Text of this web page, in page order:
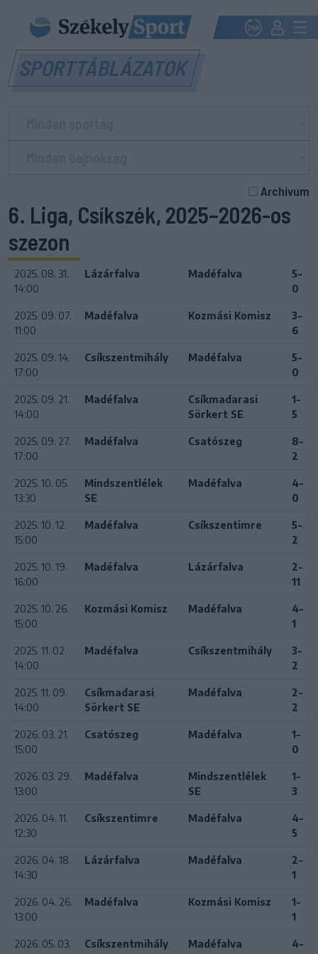
SPORTTÁBLÁZATOK
Archívum
6. Liga, Csíkszék, 2025–2026-os
szezon
2025. 08. 31.
14:00
Lázárfalva Madéfalva
5-
0
2025. 09. 07.
11:00
Madéfalva Kozmási Komisz
3-
6
2025. 09. 14.
17:00
Csíkszentmihály Madéfalva
5-
0
2025. 09. 21.
14:00
Madéfalva
Csíkmadarasi
Sörkert SE
1-
5
2025. 09. 27.
17:00
Madéfalva Csatószeg
8-
2
2025. 10. 05.
13:30
Mindszentlélek
SE
Madéfalva
4-
0
2025. 10. 12.
15:00
Madéfalva Csíkszentimre
5-
2
2025. 10. 19.
16:00
Madéfalva Lázárfalva
2-
11
2025. 10. 26.
15:00
Kozmási Komisz Madéfalva
4-
1
2025. 11. 02.
14:00
Madéfalva Csíkszentmihály
3-
2
2025. 11. 09.
14:00
Csíkmadarasi
Sörkert SE
Madéfalva
2-
2
2026. 03. 21.
15:00
Csatószeg Madéfalva
1-
0
2026. 03. 29.
13:00
Madéfalva
Mindszentlélek
SE
1-
3
2026. 04. 11.
12:30
Csíkszentimre Madéfalva
4-
5
2026. 04. 18.
14:30
Lázárfalva Madéfalva
2-
1
2026. 04. 26.
13:00
Madéfalva Kozmási Komisz
1-
1
2026. 05. 03.
Csíkszentmihály Madéfalva
4-